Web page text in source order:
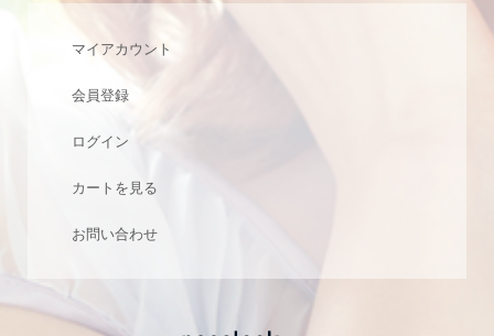
マイアカウント
会員登録
ログイン
カートを見る
お問い合わせ